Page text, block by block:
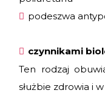
podeszwa
czynnikami
Ten rodzaj
służbie zdrowia i